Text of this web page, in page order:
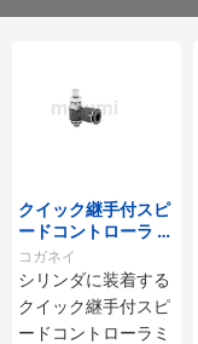
クイック継手付スピ
ードコントローラ ス
タンダードタイプ S
C□-M・SS□-Mシ
リーズ
コガネイ
シリンダに装着する
クイック継手付スピ
ードコントローラミ